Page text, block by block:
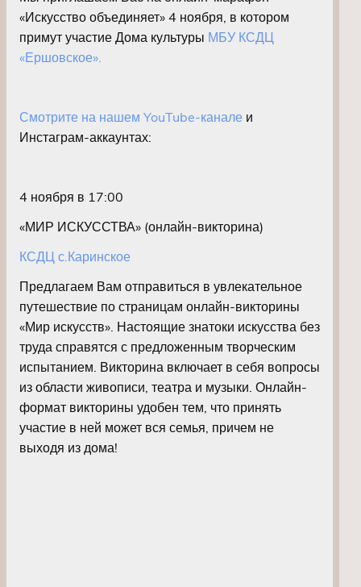
«Искусство объединяет» 4 ноября, в котором
примут участие Дома культуры МБУ КСДЦ
«Ершовское».
Смотрите на нашем YouTube-канале и
Инстаграм-аккаунтах:
4 ноября в 17:00
«МИР ИСКУССТВА» (онлайн-викторина)
КСДЦ с.Каринское
Предлагаем Вам отправиться в увлекательное
путешествие по страницам онлайн-викторины
«Мир искусств». Настоящие знатоки искусства без
труда справятся с предложенным творческим
испытанием. Викторина включает в себя вопросы
из области живописи, театра и музыки. Онлайн-
формат викторины удобен тем, что принять
участие в ней может вся семья, причем не
выходя из дома!